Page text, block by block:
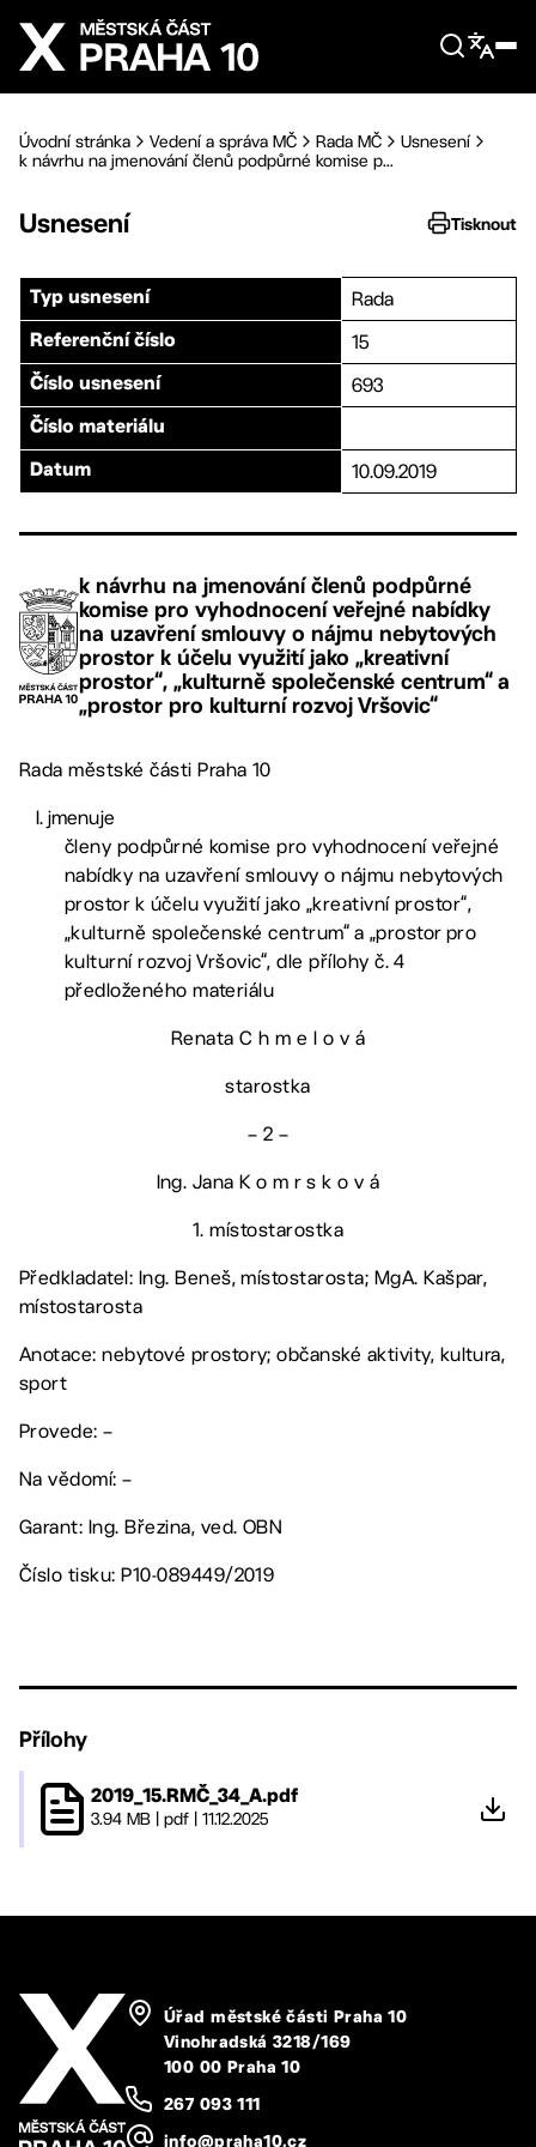
Přejít na hlavní obsah
Úvodní stránka Vedení a správa MČ Rada MČ
Usnesení
k návrhu na jmenování členů podpůrné komise p...
Usnesení Tisknout
Typ usnesení Rada
Referenční číslo 15
Číslo usnesení 693
Číslo materiálu
Datum 10.09.2019
k návrhu na jmenování členů podpůrné
komise pro vyhodnocení veřejné nabídky
na uzavření smlouvy o nájmu nebytových
prostor k účelu využití jako „kreativní
prostor“, „kulturně společenské centrum“ a
„prostor pro kulturní rozvoj Vršovic“
Rada městské části Praha 10
jmenuje
členy podpůrné komise pro vyhodnocení veřejné
nabídky na uzavření smlouvy o nájmu nebytových
prostor k účelu využití jako „kreativní prostor“,
„kulturně společenské centrum“ a „prostor pro
kulturní rozvoj Vršovic“, dle přílohy č. 4
předloženého materiálu
Renata C h m e l o v á
starostka
– 2 –
Ing. Jana K o m r s k o v á
1. místostarostka
Předkladatel: Ing. Beneš, místostarosta; MgA. Kašpar,
místostarosta
Anotace: nebytové prostory; občanské aktivity, kultura,
sport
Provede: –
Na vědomí: –
Garant: Ing. Březina, ved. OBN
Číslo tisku: P10-089449/2019
Přílohy
2019_15.RMČ_34_A.pdf
3.94 MB pdf 11.12.2025
Úřad městské části Praha 10
Vinohradská 3218/169
100 00 Praha 10
267 093 111
info@praha10.cz